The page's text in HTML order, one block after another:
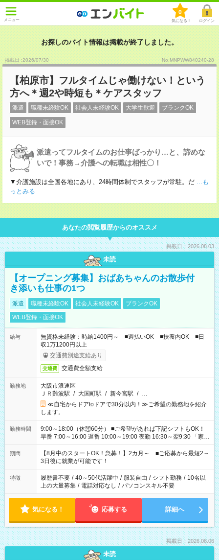
メニュー
0
気になる！ ログイン
お探しのバイト情報は掲載が終了しました。
掲載日 :2026/07/30 No.MNPWW840240-28
【柏原市】フルタイムじゃ働けない！という
方へ＊週2や時短も＊ケアスタッフ
派遣 職種未経験OK 社会人未経験OK 大学生歓迎 ブランクOK
WEB登録・面接OK
派遣ってフルタイムのお仕事ばっかり…と、諦めな
いで！事務→介護への転職は相性〇！
▼介護施設は全国各地にあり、24時間体制でスタッフが常駐。だ ...も
っとみる
あなたの閲覧履歴からのオススメ
掲載日：2026.08.03
未読
【オープニング募集】おばあちゃんのお散歩付
き添いも仕事の1つ
派遣 職種未経験OK 社会人未経験OK
ブランクOK
WEB登録・面接OK
給与
無資格未経験：時給1400円～ ■週払いOK ■扶養内OK ■日
収1万1200円以上
交通費別途支給あり
交通費 交通費全額支給
勤務地
大阪市浪速区
ＪＲ難波駅 / 大国町駅 / 新今宮駅 / …
≪自宅からドアtoドアで30分以内！≫ご希望の勤務地を紹介
します。
勤務時間
9:00～18:00（休憩60分） ■ご希望があれば下記シフトもOK！
早番 7:00～16:00 遅番 10:00～19:00 夜勤 16:30～翌9:30 「家族
と休みを合わせたい」 「余裕を持って夕飯の準備がしたい」
「できれば残業はしたくない」 など、ご希望を教えてください
ね。 ※Wワーク希望の方へ 今ご覧のお仕事で希望する勤務時間
と、もう1つのお仕事の勤務時間。 合計で週40時間を超える場
合は応募できません。
期間
【8月中のスタートOK！急募！】2カ月～ ■ご応募から最短2～
3日後に就業が可能です！
特徴 履歴書不要 / 40～50代活躍中 / 服装自由 / シフト勤務 / 10名以
上の大量募集 / 電話対応なし / パソコンスキル不要
気になる！ 応募する 詳細へ
掲載日：2026.08.06
未読